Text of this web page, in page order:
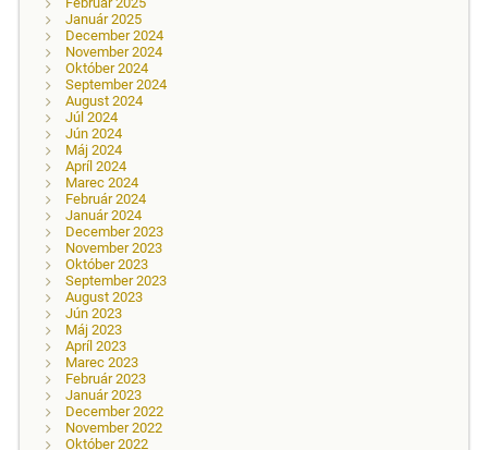
Január 2025
December 2024
November 2024
Október 2024
September 2024
August 2024
Júl 2024
Jún 2024
Máj 2024
Apríl 2024
Marec 2024
Február 2024
Január 2024
December 2023
November 2023
Október 2023
September 2023
August 2023
Jún 2023
Máj 2023
Apríl 2023
Marec 2023
Február 2023
Január 2023
December 2022
November 2022
Október 2022